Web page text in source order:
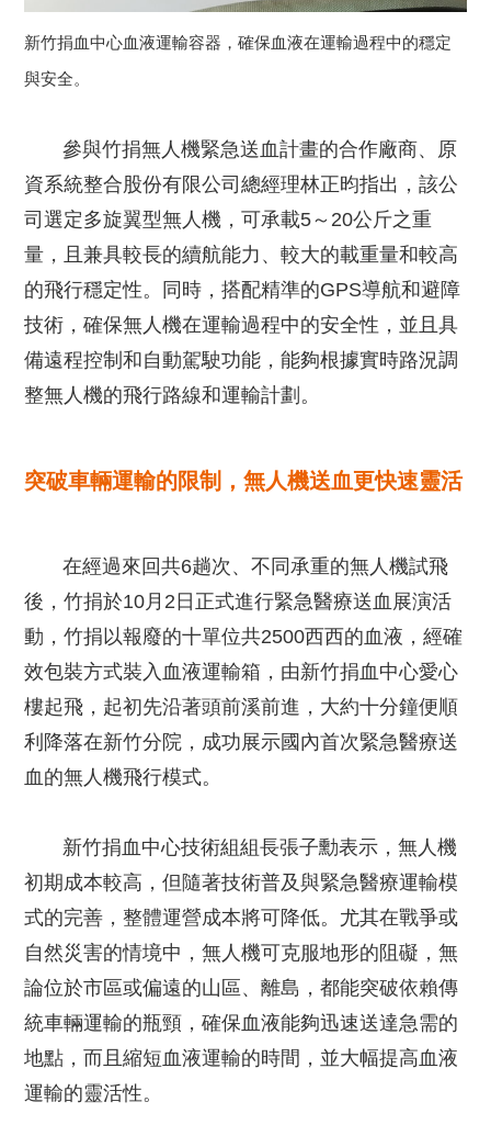
新竹捐血中心血液運輸容器，確保血液在運輸過程中的穩定
與安全。
參與竹捐無人機緊急送血計畫的合作廠商、原
資系統整合股份有限公司總經理林正昀指出，該公
司選定多旋翼型無人機，可承載5～20公斤之重
量，且兼具較長的續航能力、較大的載重量和較高
的飛行穩定性。同時，搭配精準的GPS導航和避障
技術，確保無人機在運輸過程中的安全性，並且具
備遠程控制和自動駕駛功能，能夠根據實時路況調
整無人機的飛行路線和運輸計劃。
突破車輛運輸的限制，無人機送血更快速靈活
在經過來回共6趟次、不同承重的無人機試飛
後，竹捐於10月2日正式進行緊急醫療送血展演活
動，竹捐以報廢的十單位共2500西西的血液，經確
效包裝方式裝入血液運輸箱，由新竹捐血中心愛心
樓起飛，起初先沿著頭前溪前進，大約十分鐘便順
利降落在新竹分院，成功展示國內首次緊急醫療送
血的無人機飛行模式。
新竹捐血中心技術組組長張子勳表示，無人機
初期成本較高，但隨著技術普及與緊急醫療運輸模
式的完善，整體運營成本將可降低。尤其在戰爭或
自然災害的情境中，無人機可克服地形的阻礙，無
論位於市區或偏遠的山區、離島，都能突破依賴傳
統車輛運輸的瓶頸，確保血液能夠迅速送達急需的
地點，而且縮短血液運輸的時間，並大幅提高血液
運輸的靈活性。